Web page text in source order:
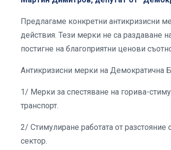
Предлагаме конкретни антикризисни
действия. Тези мерки не са раздаване
постигне на благоприятни ценови
Антикризисни мерки на Демократична
1/ Мерки за спестяване на горива-
транспорт.
2/ Стимулиране работата от
сектор.